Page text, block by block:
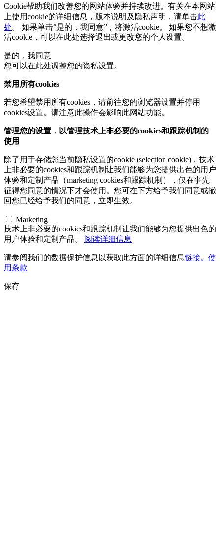
Cookie帮助我们改善您的网站体验并持续改进。有关在本网站
上使用cookie的详细信息，版本说明及隐私声明，请单击此
处。 如果单击“是的，我同意”，将激活cookie。 如果您不想激
活cookie，可以在此处选择退出或更改您的个人设置。
是的，我同意
您可以在此处调整您的隐私设置。
禁用所有cookies
若您希望禁用所有cookies，请前往您的浏览器设置并停用
cookies设置。请注意此操作会影响此网站功能。
管理您的设置，以管理技术上非必要的cookies和跟踪机制的
使用
除了用于存储您当前隐私设置的cookie (selection cookie)，技术
上非必要的cookies和跟踪机制让我们能够为您提供出色的用户
体验和定制产品（marketing cookies和跟踪机制），仅在事先
征得您同意的情况下才会使用。您可在下方给予我们同意或撤
回您已经给予我们的同意，立即生效。
Marketing
技术上非必要的cookies和跟踪机制让我们能够为您提供出色的
用户体验和定制产品。 阅读详细信息
请参阅我们的数据保护信息以获取此方面的详细信息链接。使
用条款
保存